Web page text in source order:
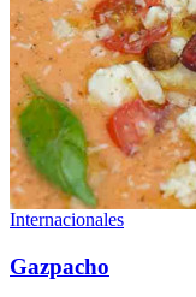
Internacionales
Gazpacho